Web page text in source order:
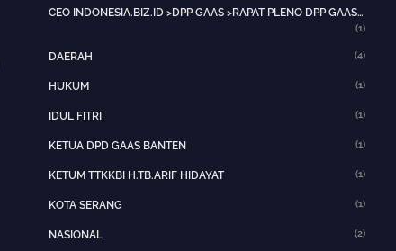
CEO INDONESIA.BIZ.ID >DPP GAAS >RAPAT PLENO DPP GAAS >JAKARTA PUSAT>HOTNEWS>
(1)
DAERAH (4)
HUKUM (1)
IDUL FITRI (1)
KETUA DPD GAAS BANTEN (1)
KETUM TTKKBI H.TB.ARIF HIDAYAT (1)
KOTA SERANG (1)
NASIONAL (2)